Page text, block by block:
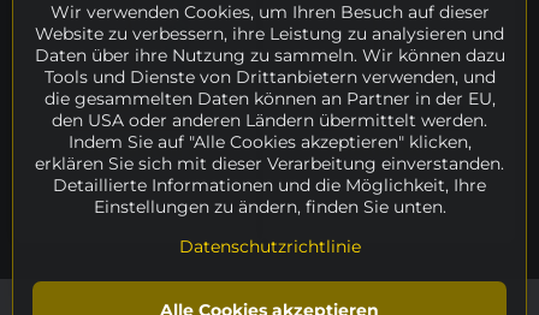
Abstraktion II
Filip Kubina, 2018 | Akazie,
Höhe 132 cm
nicht verfügbar
Abstraktion I
Filip Kubina, 2018 | Akazie,
Höhe 109 cm
nicht verfügbar
©2026Urheberrecht
Wir verwenden Cookies, um Ihren Besuch auf dieser
Website zu verbessern, ihre Leistung zu analysieren und
Daten über ihre Nutzung zu sammeln. Wir können dazu
Tools und Dienste von Drittanbietern verwenden, und
die gesammelten Daten können an Partner in der EU,
den USA oder anderen Ländern übermittelt werden.
Indem Sie auf "Alle Cookies akzeptieren" klicken,
erklären Sie sich mit dieser Verarbeitung einverstanden.
Detaillierte Informationen und die Möglichkeit, Ihre
Einstellungen zu ändern, finden Sie unten.
Datenschutzrichtlinie
Alle Cookies akzeptieren